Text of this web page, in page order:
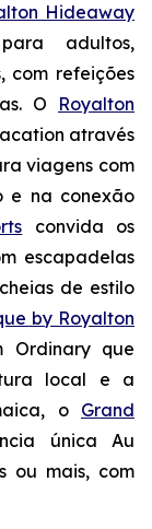
Hideaway
adultos,
, com refeições
O Royalton
através
viagens com
e na conexão
convida os
escapadelas
de estilo
by Royalton
Ordinaryque
local e a
o Grand
única Au
ou mais, com